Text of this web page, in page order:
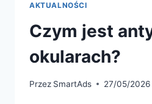
AKTUALNOŚCI
Czym jest
okularach?
Przez SmartAds 27/05/2026